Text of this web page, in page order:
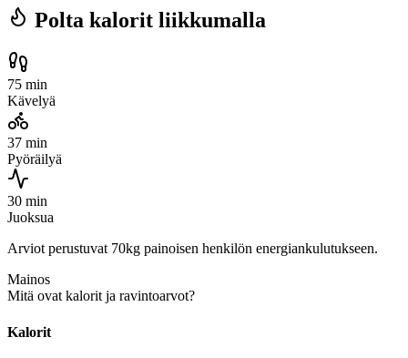
Polta kalorit liikkumalla
75 min
Kävelyä
37 min
Pyöräilyä
30 min
Juoksua
Arviot perustuvat 70kg painoisen henkilön energiankulutukseen.
Mainos
Mitä ovat kalorit ja ravintoarvot?
Kalorit